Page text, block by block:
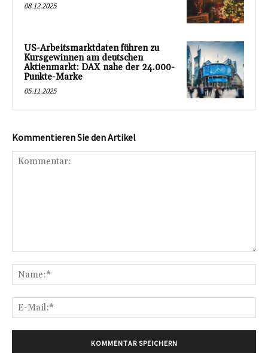
08.12.2025
US-Arbeitsmarktdaten führen zu
Kursgewinnen am deutschen
Aktienmarkt: DAX nahe der 24.000-
Punkte-Marke
05.11.2025
Kommentieren Sie den Artikel